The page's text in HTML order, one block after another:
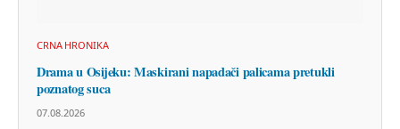
CRNA HRONIKA
Drama u Osijeku: Maskirani napadači palicama pretukli
poznatog suca
07.08.2026